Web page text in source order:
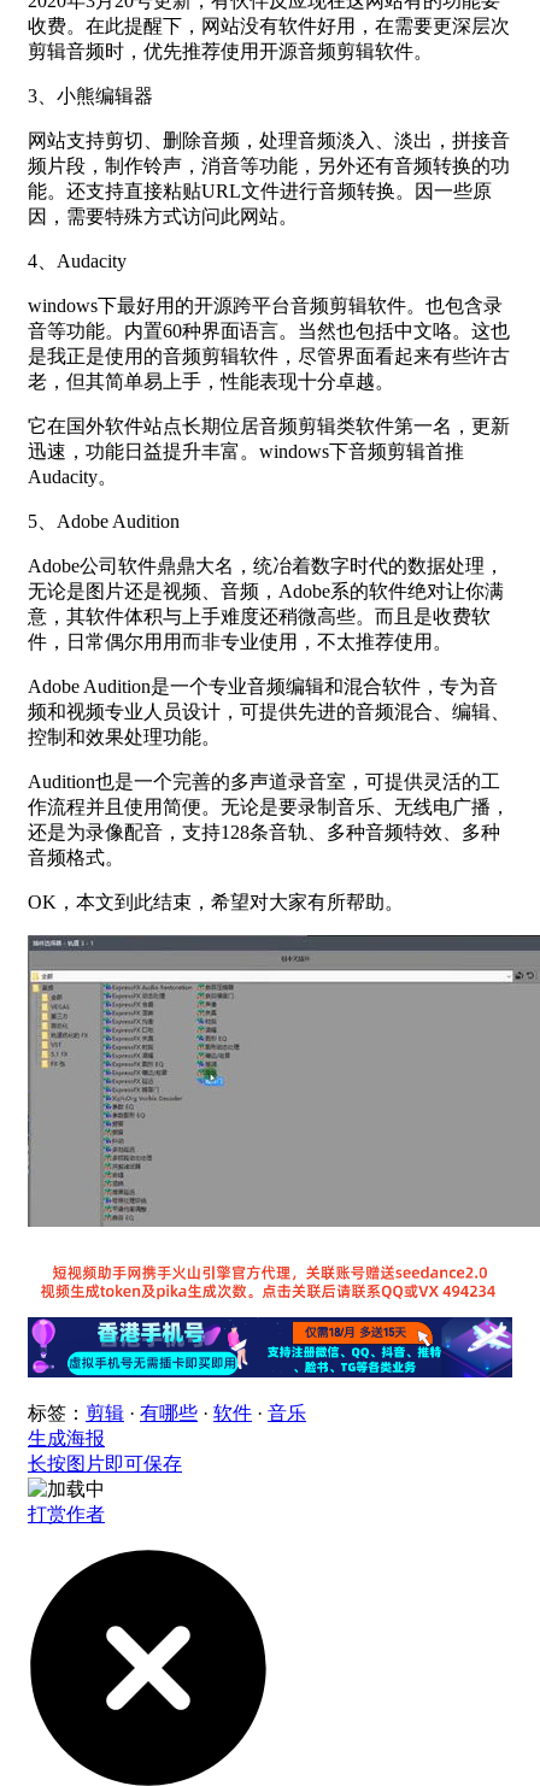
收费。在此提醒下，网站没有软件好用，在需要更深层次
剪辑音频时，优先推荐使用开源音频剪辑软件。
3、小熊编辑器
网站支持剪切、删除音频，处理音频淡入、淡出，拼接音
频片段，制作铃声，消音等功能，另外还有音频转换的功
能。还支持直接粘贴URL文件进行音频转换。因一些原
因，需要特殊方式访问此网站。
4、Audacity
windows下最好用的开源跨平台音频剪辑软件。也包含录
音等功能。内置60种界面语言。当然也包括中文咯。这也
是我正是使用的音频剪辑软件，尽管界面看起来有些许古
老，但其简单易上手，性能表现十分卓越。
它在国外软件站点长期位居音频剪辑类软件第一名，更新
迅速，功能日益提升丰富。windows下音频剪辑首推
Audacity。
5、Adobe Audition
Adobe公司软件鼎鼎大名，统冶着数字时代的数据处理，
无论是图片还是视频、音频，Adobe系的软件绝对让你满
意，其软件体积与上手难度还稍微高些。而且是收费软
件，日常偶尔用用而非专业使用，不太推荐使用。
Adobe Audition是一个专业音频编辑和混合软件，专为音
频和视频专业人员设计，可提供先进的音频混合、编辑、
控制和效果处理功能。
Audition也是一个完善的多声道录音室，可提供灵活的工
作流程并且使用简便。无论是要录制音乐、无线电广播，
还是为录像配音，支持128条音轨、多种音频特效、多种
音频格式。
OK，本文到此结束，希望对大家有所帮助。
标签： 剪辑 · 有哪些 · 软件 · 音乐
生成海报
长按图片即可保存
打赏作者